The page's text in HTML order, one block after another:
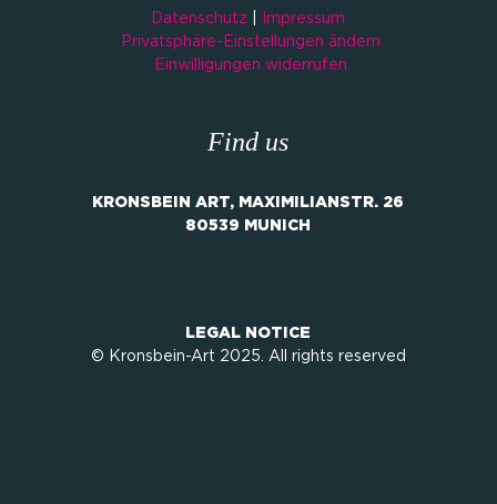
Datenschutz
Impressum
Privatsphäre-Einstellungen ändern
Einwilligungen widerrufen
Find us
KRONSBEIN ART, MAXIMILIANSTR. 26
80539 MUNICH
LEGAL NOTICE
© Kronsbein-Art 2025. All rights reserved